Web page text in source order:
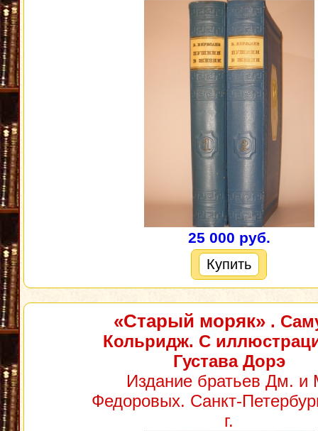
25 000 руб.
Купить
«Старый моряк».
Кольридж. С
Густава Дорэ
Издание братьев Дм. и
Федоровых. Санкт-
г.